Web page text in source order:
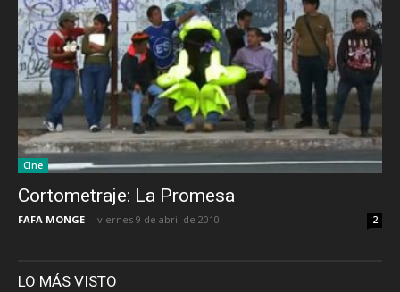
Cine
Cortometraje: La Promesa
FAFA MONGE - viernes 9 de abril de 2010 2
LO MÁS VISTO